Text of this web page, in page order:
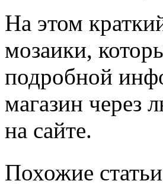
На этом
мозаики,
подробной
магазин через
на сайте.
Похожие статьи